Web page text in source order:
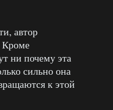
автор
Кроме
ни почему эта
сильно она
к этой